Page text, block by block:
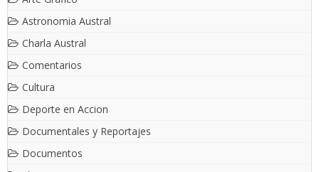
Astronomia Austral
Charla Austral
Comentarios
Cultura
Deporte en Accion
Documentales y Reportajes
Documentos